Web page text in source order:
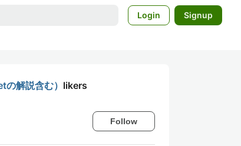
Login Signup
解説含む） likers
Follow